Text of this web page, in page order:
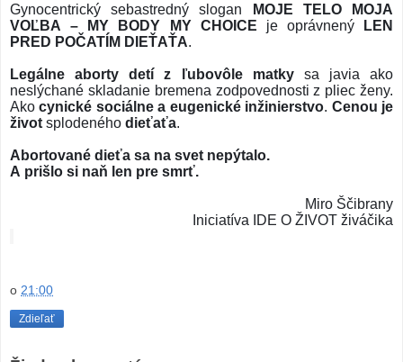
Gynocentrický sebastredný slogan
MOJE TELO MOJA
VOĽBA
– MY BODY MY CHOICE je oprávnený
LEN
PRED POČATÍM DIEŤAŤA.
Legálne aborty detí z ľubovôle matkysa javia ako
neslýchané skladanie bremena zodpovednosti z pliec ženy.
Akocynické sociálne a eugenické inžinierstvo. Cenou je
život splodeného dieťaťa.
Abortované dieťa sa na svet nepýtalo.
A prišlo si naň len pre smrť.
Miro Ščibrany
Iniciatíva IDE O ŽIVOT živáčika
o 21:00
Zdieľať